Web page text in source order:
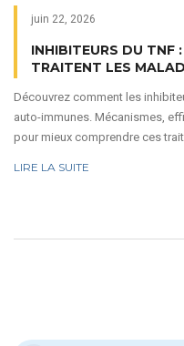
juin 22, 2026
INHIBITEURS DU TNF
TRAITENT LES
Découvrez comment les
auto-immunes. Mécanismes,
pour mieux comprendre ces
LIRE LA SUITE